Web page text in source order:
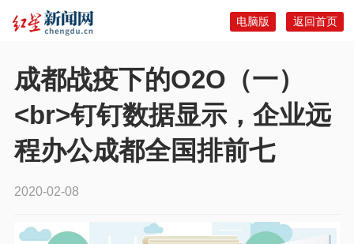
返回首页
电脑版
成都战疫下的O2O（一）
<br>钉钉数据显示，企业远
程办公成都全国排前七
2020-02-08